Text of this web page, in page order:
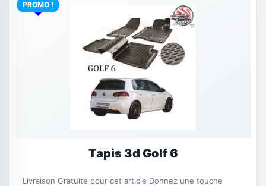
Tapis 3d Golf 6
Livraison Gratuite pour cet article Donnez une touche
PROMO !